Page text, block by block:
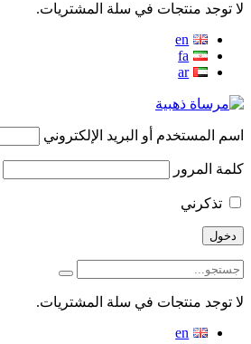
لا توجد منتجات في سلة المشتريات.
en
fa
ar
اسم المستخدم أو البريد الإلكتروني
كلمة المرور
تذكرني
لا توجد منتجات في سلة المشتريات.
en